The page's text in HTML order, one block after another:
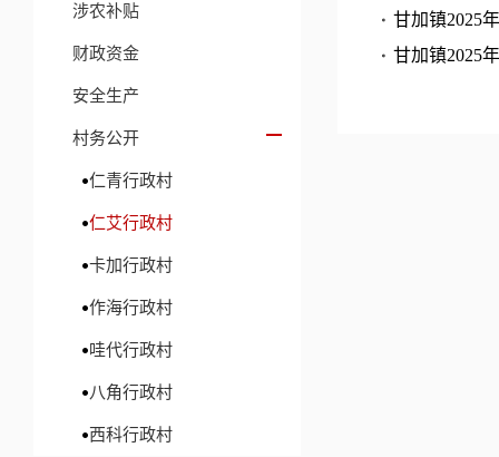
涉农补贴
财政资金
安全生产
村务公开
仁青行政村
仁艾行政村
卡加行政村
作海行政村
哇代行政村
八角行政村
西科行政村
甘加镇2025
甘加镇2025